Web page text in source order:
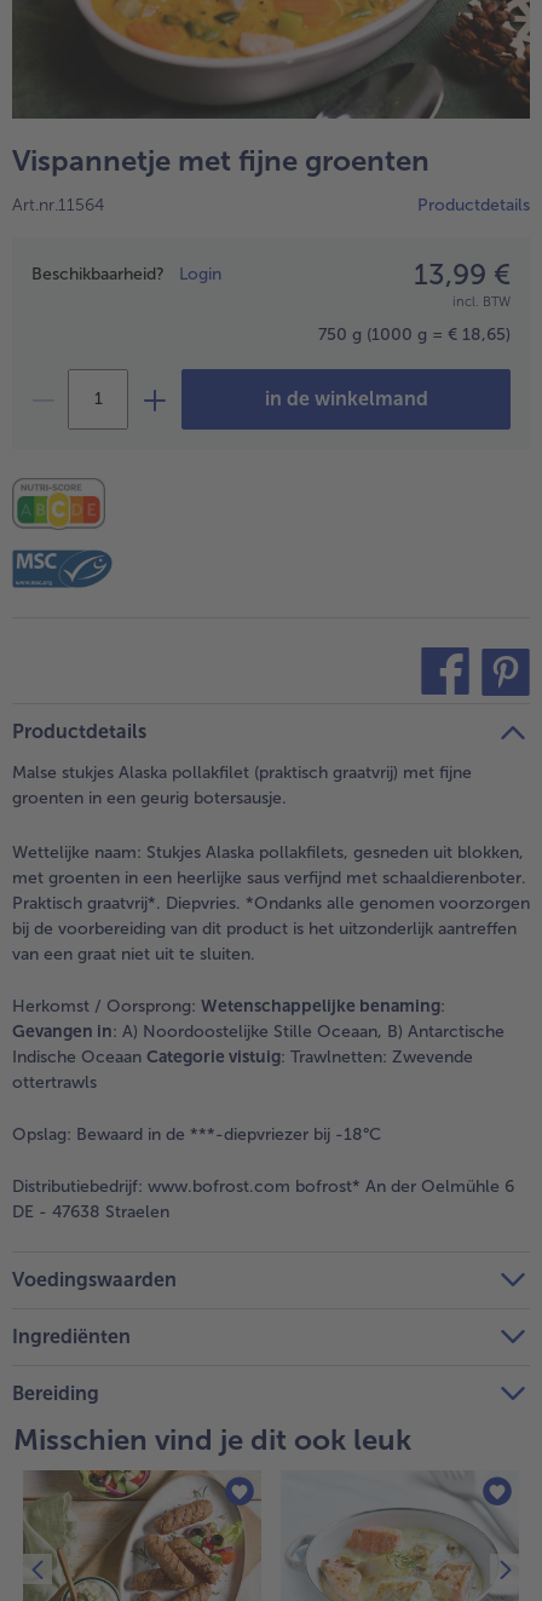
- 5 € bij aankoop van 7 maaltijden naar keuze
Vispannetje met fijne groenten
Art.nr.11564 Productdetails
Prijsopgave
Beschikbaarheid? Login 13,99 €
incl. BTW
750 g (1000 g = € 18,65)
in de winkelmand
Productdetails
Malse stukjes Alaska pollakfilet (praktisch graatvrij) met fijne
groenten in een geurig botersausje.
Wettelijke naam: Stukjes Alaska pollakfilets, gesneden uit blokken,
met groenten in een heerlijke saus verfijnd met schaaldierenboter.
Praktisch graatvrij*. Diepvries. *Ondanks alle genomen voorzorgen
bij de voorbereiding van dit product is het uitzonderlijk aantreffen
van een graat niet uit te sluiten.
Herkomst / Oorsprong: Wetenschappelijke benaming:
Gevangen in: A) Noordoostelijke Stille Oceaan, B) Antarctische
Indische Oceaan Categorie vistuig: Trawlnetten: Zwevende
ottertrawls
Opslag: Bewaard in de ***-diepvriezer bij -18°C
Distributiebedrijf: www.bofrost.com bofrost* An der Oelmühle 6
DE - 47638 Straelen
Voedingswaarden
Ingrediënten
Bereiding
Misschien vind je dit ook leuk